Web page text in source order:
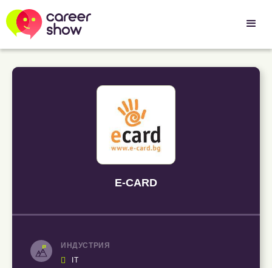
E-CARD
ИНДУСТРИЯ
 IT